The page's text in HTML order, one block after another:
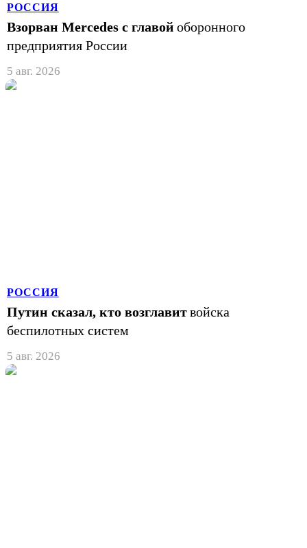
РОССИЯ
Взорван Mercedes с главой оборонного
предприятия России
5 авг. 2026
РОССИЯ
Путин сказал, кто возглавитвойска
беспилотных систем
5 авг. 2026